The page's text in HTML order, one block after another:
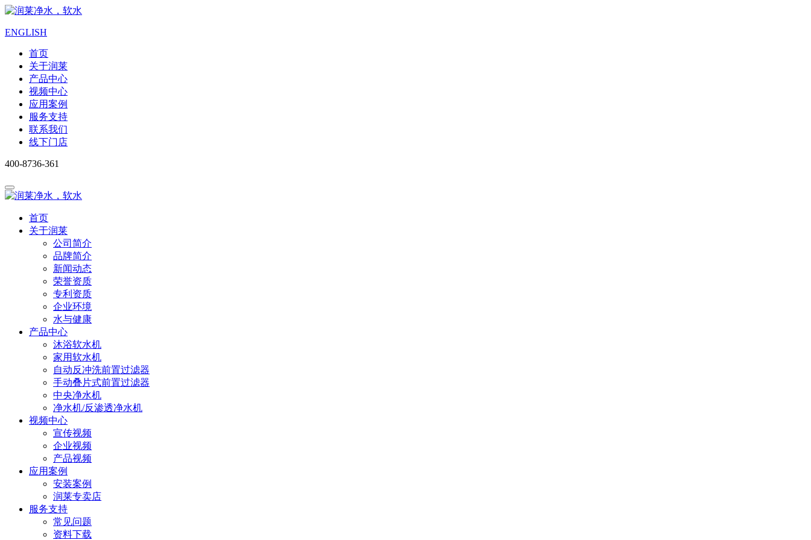
ENGLISH
首页
关于润莱
产品中心
视频中心
应用案例
服务支持
联系我们
线下门店
400-8736-361
首页
关于润莱
公司简介
品牌简介
新闻动态
荣誉资质
专利资质
企业环境
水与健康
产品中心
沐浴软水机
家用软水机
自动反冲洗前置过滤器
手动叠片式前置过滤器
中央净水机
净水机/反渗透净水机
视频中心
宣传视频
企业视频
产品视频
应用案例
安装案例
润莱专卖店
服务支持
常见问题
资料下载